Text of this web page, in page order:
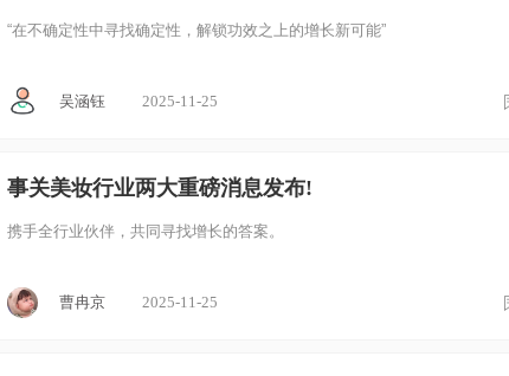
“在不确定性中寻找确定性，解锁功效之上的增长新可能”
吴涵钰 2025-11-25
事关美妆行业两大重磅消息发布!
携手全行业伙伴，共同寻找增长的答案。
曹冉京 2025-11-25